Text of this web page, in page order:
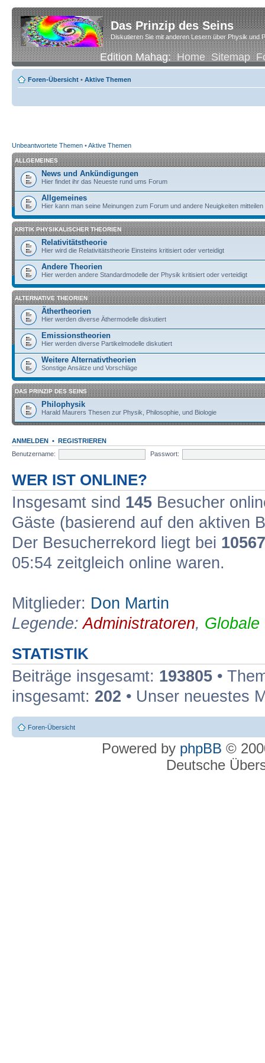
Das Prinzip des Seins
Diskutieren Sie mit anderen Lesern über Physik und
Edition Mahag:Home Sitemap
Foren-Übersicht • Aktive Themen
Unbeantwortete Themen •Aktive Themen
ALLGEMEINES
News und Ankündigungen
Hier findet ihr das Neueste rund ums Forum
Allgemeines
Hier kann man seine Meinungen zum Forum und andere Neuigkeiten mitteilen
KRITIK PHYSIKALISCHER THEORIEN
Relativitätstheorie
Hier wird die Relativitätstheorie Einsteins kritisiert oder verteidigt
Andere Theorien
Hier werden andere Standardmodelle der Physik kritisiert oder verteidigt
ALTERNATIVE THEORIEN
Äthertheorien
Hier werden diverse Äthermodelle diskutiert
Emissionstheorien
Hier werden diverse Partikelmodelle diskutiert
Weitere Alternativtheorien
Sonstige Ansätze und Vorschläge
DAS PRINZIP DES SEINS
Philophysik
Harald Maurers Thesen zur Physik, Philosophie, und Biologie
ANMELDEN • REGISTRIEREN
Benutzername:
Passwort:
WER IST ONLINE?
Insgesamt sind 145 Besucher
Gäste (basierend auf den aktiven
Der Besucherrekord liegt bei 10567
05:54 zeitgleich online waren.
Mitglieder: Don Martin
Legende:Administratoren, Globale
STATISTIK
Beiträge insgesamt: 193805 •
insgesamt: 202 • Unser neuestes
Foren-Übersicht
Powered by phpBB ©
Deutsche